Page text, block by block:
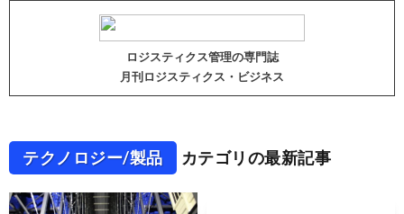
ロジスティクス管理の専門誌
月刊ロジスティクス・ビジネス
テクノロジー/製品 カテゴリの最新記事